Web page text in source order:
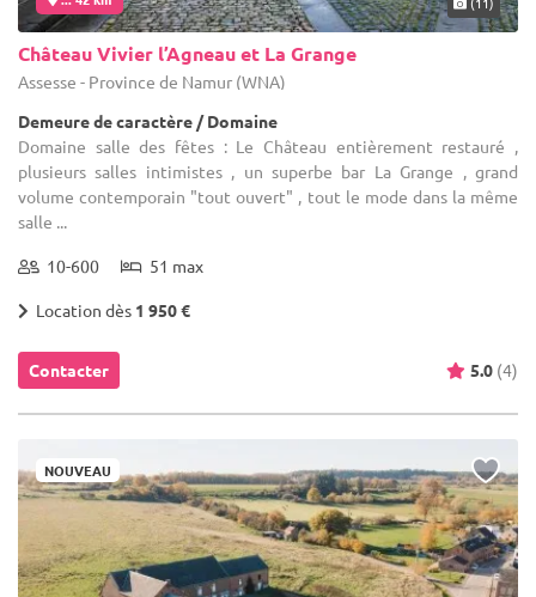
Château Vivier l’Agneau et La Grange
Assesse - Province de Namur (WNA)
Demeure de caractère / Domaine
Domaine salle des fêtes : Le Château entièrement restauré ,
plusieurs salles intimistes , un superbe bar La Grange , grand
volume contemporain "tout ouvert" , tout le mode dans la même
salle ...
10-600 51 max
Location dès 1 950 €
Contacter 5.0 (4)
NOUVEAU